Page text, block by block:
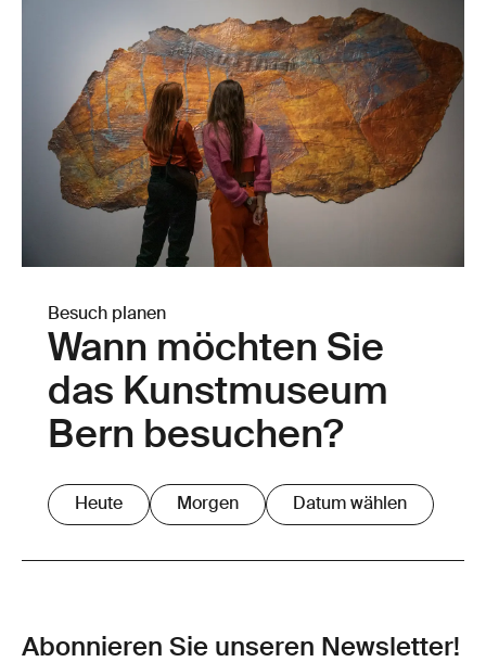
Besuch planen
Wann möchten Sie
das Kunstmuseum
Bern besuchen?
Heute Morgen Datum wählen
Abonnieren Sie unseren Newsletter!